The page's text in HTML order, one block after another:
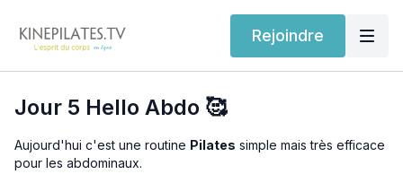
Rejoindre
Jour 5 Hello Abdo 🥰
Aujourd'hui c'est une routine Pilates simple mais très efficace
pour les abdominaux.